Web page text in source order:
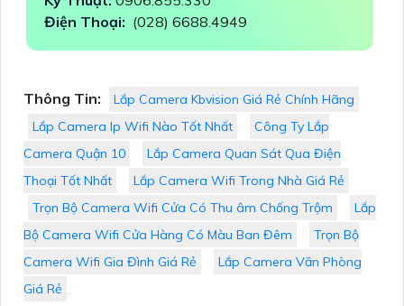
Điện Thoại: (028) 6688.4949
Thông Tin:
Lắp Camera Kbvision Giá Rẻ Chính Hãng
Lắp Camera Ip Wifi Nào Tốt Nhất
Công Ty Lắp
Camera Quận 10
Lắp Camera Quan Sát Qua Điện
Thoại Tốt Nhất
Lắp Camera Wifi Trong Nhà Giá Rẻ
Trọn Bộ Camera Wifi Cửa Có Thu âm Chống Trộm
Lắp
Bộ Camera Wifi Cửa Hàng Có Màu Ban Đêm
Trọn Bộ
Camera Wifi Gia Đình Giá Rẻ
Lắp Camera Văn Phòng
Giá Rẻ